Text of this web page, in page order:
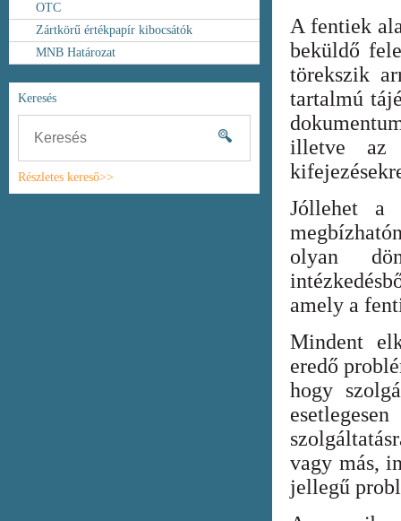
OTC
Zártkörű értékpapír kibocsátók
MNB Határozat
Keresés
Részletes kereső>>
A fentiek
beküldő
törekszik
tartalmú
illetve az
Jóllehet a
olyan
amely a
Mindent
eredő
hogy
vagy más,
jellegű